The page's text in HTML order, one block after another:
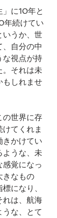
」に10年と
年続けてい
いうか、世
自分の中
な視点が持
。それは未
もしれませ
の世界に存
てくれま
きかけてい
ような、未
覚になっ
きなもの
になり、
れは、航海
な、とて